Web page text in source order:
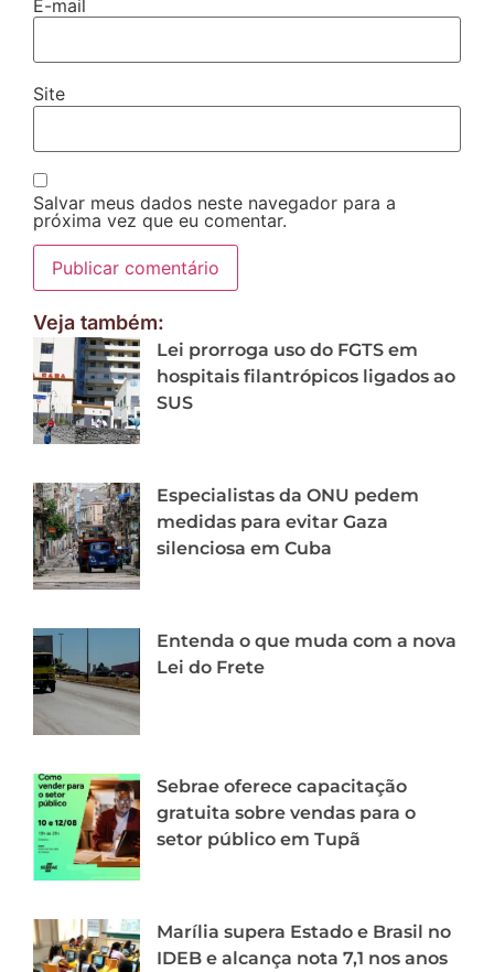
E-mail
Site
Salvar meus dados neste navegador para a
próxima vez que eu comentar.
Veja também:
Lei prorroga uso do FGTS em
hospitais filantrópicos ligados ao
SUS
Especialistas da ONU pedem
medidas para evitar Gaza
silenciosa em Cuba
Entenda o que muda com a nova
Lei do Frete
Sebrae oferece capacitação
gratuita sobre vendas para o
setor público em Tupã
Marília supera Estado e Brasil no
IDEB e alcança nota 7,1 nos anos